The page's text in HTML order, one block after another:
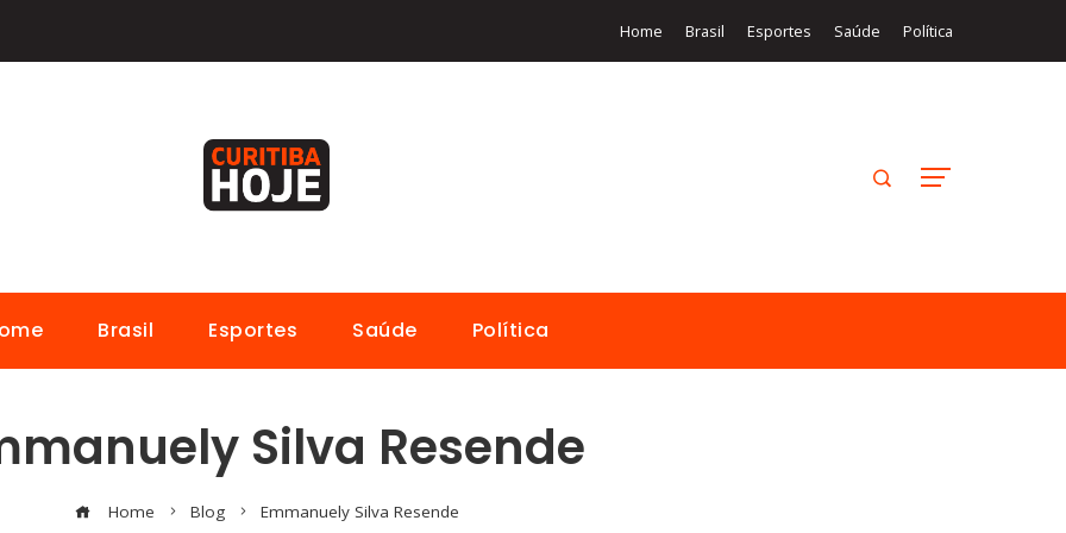
Home Brasil Esportes Saúde Política
Brasil Esportes Saúde Política
Silva Resende
Home Blog Emmanuely Silva Resende